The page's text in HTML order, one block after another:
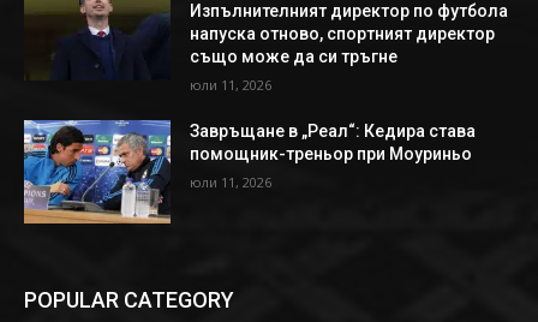
Изпълнителният директор по футбола
напуска отново, спортният директор
също може да си тръгне
юли 11, 2026
Завръщане в „Реал“: Кедира става
помощник-треньор при Моуриньо
юли 11, 2026
POPULAR CATEGORY